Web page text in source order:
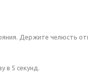
Держите челюсть
в 5 секунд.